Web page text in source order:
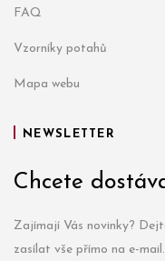
FAQ
Vzorníky potahů
Mapa webu
NEWSLETTER
Chcete
Zajímají Vás novinky?
zasílat vše přímo na e-mail.